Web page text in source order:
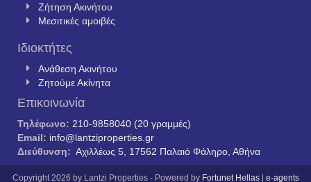
Ζήτηση Ακινήτου
Μεσιτικές αμοιβές
Ιδιοκτήτες
Ανάθεση Ακινήτου
Ζητούμε Ακίνητα
Επικοινωνία
Τηλέφωνο: 210-9858040 (20 γραμμές)
Email: info@lantziproperties.gr
Διεύθυνση: Αχιλλέως 5, 17562 Παλαιό Φάληρο, Αθήνα
Copyright 2026 by Lantzi Properties - Powered by Fortunet Hellas| e-agents